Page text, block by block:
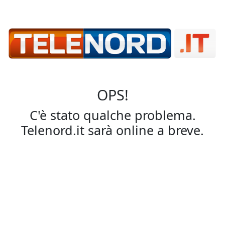
OPS!
C'è stato qualche problema.
Telenord.it sarà online a breve.